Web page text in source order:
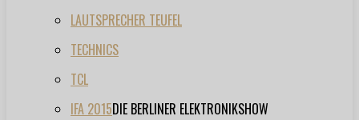
LAUTSPRECHER TEUFEL
TECHNICS
TCL
IFA 2015DIE BERLINER ELEKTRONIKSHOW